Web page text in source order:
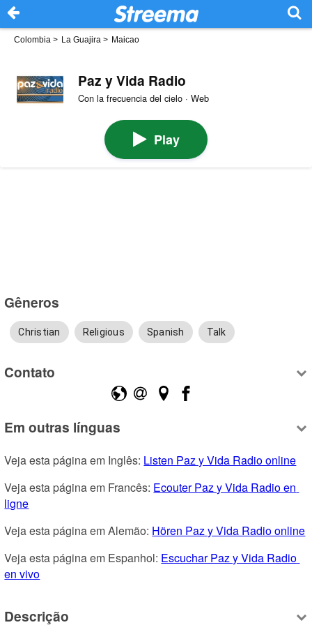
Colombia > La Guajira > Maicao
Paz y Vida Radio
Con la frecuencia del cielo · Web
Play
Gêneros
Christian Religious Spanish Talk
Contato
Em outras línguas
Veja esta página em Inglês: Listen Paz y Vida Radio online
Veja esta página em Francês: Ecouter Paz y Vida Radio en
ligne
Veja esta página em Alemão: Hören Paz y Vida Radio online
Veja esta página em Espanhol: Escuchar Paz y Vida Radio
en vivo
Descrição